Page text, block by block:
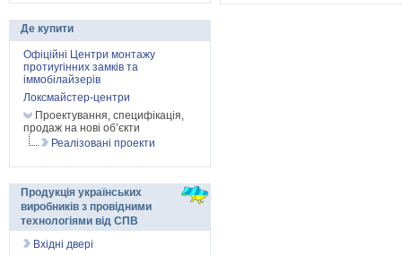
Де купити
Офіційні Центри монтажу
протиугінних замків та
іммобілайзерів
Локсмайстер-центри
Проектування, специфікація,
продаж на нові об’єкти
Реалізовані проекти
Продукція українських
виробників з провідними
технологіями від СПВ
Вхідні двері